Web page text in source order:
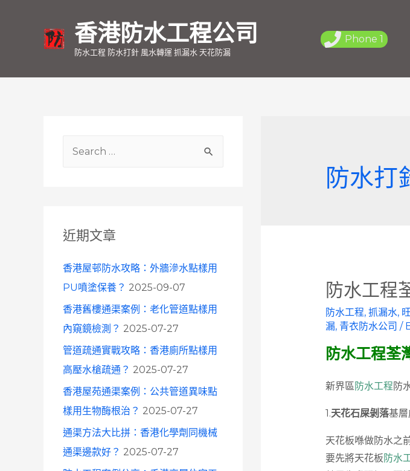
香港防水工程公司
防水工程 防水打針 風水轉運 抓漏水 天花防漏
Phone 1
h
近期文章
香港屋邨防水攻略：外牆滲水點樣用
PU噴塗保養？ 2025-09-07
香港舊樓通渠案例：老化管道點樣用
內窺鏡檢測？ 2025-07-27
管道疏通實戰攻略：香港廁所點樣用
高壓水槍疏通？ 2025-07-27
香港屋苑通渠案例：公共管道異味點
樣用生物酶根治？ 2025-07-27
通渠方法大比拼：香港化學劑同機械
通渠邊款好？ 2025-07-27
防水打
防水工程
防水工程, 抓漏水,
漏, 青衣防水公司 /
防水工程荃
新界區防水工程防
1.天花石屎剝落基層
天花板喺做防水之
要先將天花板防水